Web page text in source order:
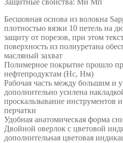
Бесшовная основа из волокна
плотностью вязки 10 петель на
защиту от порезов, при этом
поверхность из полиуретана
масляный захват
Полимерное покрытие прошло
нефтепродуктам (Нс, Нм)
Рабочая часть между большим и
дополнительно усилена
проскальзывание инструментов
перчатки
Удобная анатомическая форма
Двойной оверлок с цветовой
дополнительная цветовая